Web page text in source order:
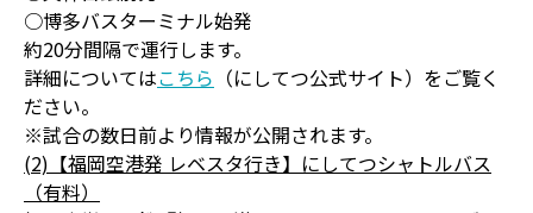
○博多バスターミナル始発
約20分間隔で運行します。
詳細についてはこちら （にしてつ公式サイト）をご覧く
ださい。
※試合の数日前より情報が公開されます。
(2)【福岡空港発 レベスタ行き】にしてつシャトルバス
（有料）